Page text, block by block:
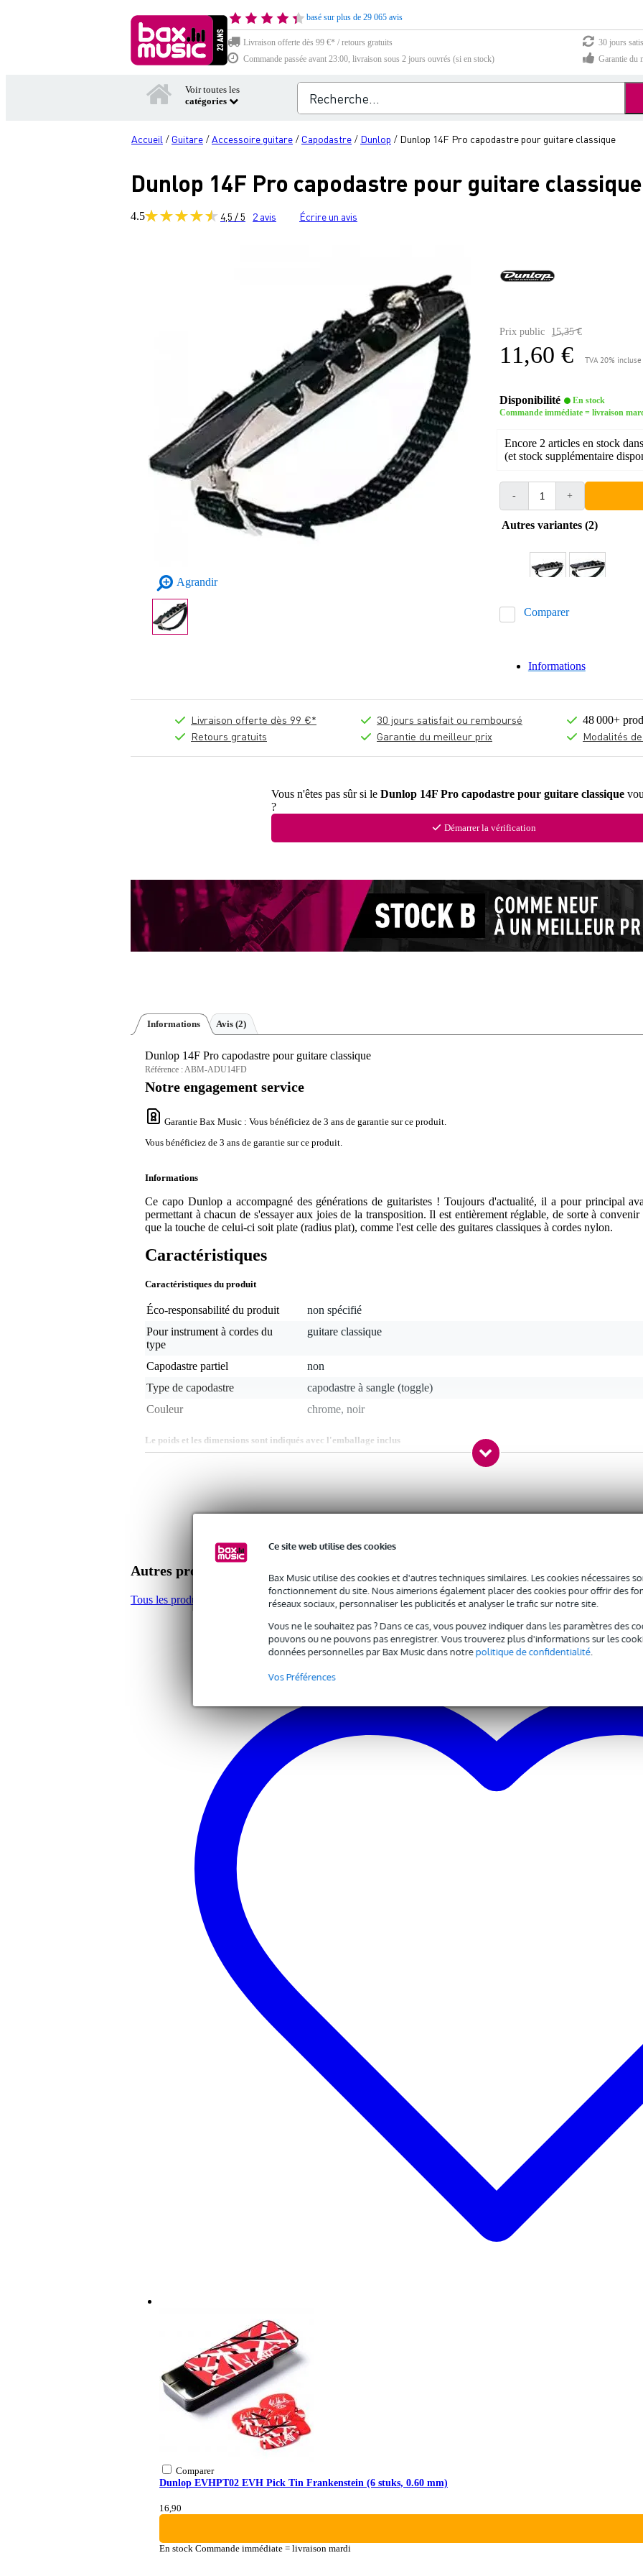
Ce site web utilise des cookies
Bax Music utilise des cookies et d'autres techniques similaires. Les cookies nécessaires
fonctionnement du site. Nous aimerions également placer des cookies pour offrir des
réseaux sociaux, personnaliser les publicités et analyser le trafic sur notre site.
Vous ne le souhaitez pas ? Dans ce cas, vous pouvez indiquer dans les paramètres des
pouvons ou ne pouvons pas enregistrer. Vous trouverez plus d'informations sur les
données personnelles par Bax Music dans notrepolitique de confidentialité.
Vos Préférences
basé sur plus de 29 065 avis
Livraison offerte dès 99 €* / retours gratuits
30 jours
Commande passée avant 23:00, livraison sous 2 jours ouvrés (si en stock)
Garantie du
Voir toutes les
catégories
Accueil / Guitare /Accessoire guitare / Capodastre / Dunlop / Dunlop 14F Pro capodastre pour guitare classique
Dunlop 14F Pro capodastre pour guitare classique
4.5 4,5 / 5 2 avis Écrire un avis
Agrandir
Prix public 15,35 €
11,60 € TVA 20% incluse
Disponibilité
En stock
Commande immédiate = livraison
Encore 2 articles en stock
(et stock supplémentaire
- +
Autres variantes (2)
Comparer
Informations
Livraison offerte dès 99 €*
Retours gratuits
30 jours satisfait ou remboursé
Garantie du meilleur prix
48 000+
Modalités
Vous n'êtes pas sûr si le Dunlop 14F Pro capodastre pour guitare classique
?
Démarrer la vérification
Informations Avis (2)
Dunlop 14F Pro capodastre pour guitare classique
Référence :ABM-ADU14FD
Notre engagement service
Garantie Bax Music : Vous bénéficiez de 3 ans de garantie sur ce produit.
Vous bénéficiez de 3 ans de garantie sur ce produit.
Informations
Ce capo Dunlop a accompagné des générations de guitaristes ! Toujours d'actualité, il a pour principal
permettant à chacun de s'essayer aux joies de la transposition. Il est entièrement réglable, de sorte à
que la touche de celui-ci soit plate (radius plat), comme l'est celle des guitares classiques à cordes nylon.
Caractéristiques
Caractéristiques du produit
Éco-responsabilité du produit
non spécifié
Pour instrument à cordes du
type
guitare classique
Capodastre partiel
non
Type de capodastre
capodastre à sangle (toggle)
Couleur
chrome, noir
Le poids et les dimensions sont indiqués avec l'emballage inclus
Caractéristiques
capodastre pour guitare classique
pour guitare avec touche plate
entièrement réglable
Autres produits de Dunlop
Tous les produits de Dunlop
Comparer
Dunlop EVHPT02 EVH Pick Tin Frankenstein (6 stuks, 0.60 mm)
16,90
En stock Commande immédiate = livraison mardi